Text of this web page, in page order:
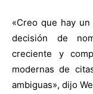
«Creo que hay
decisión de
creciente y
modernas de
ambiguas», dijo